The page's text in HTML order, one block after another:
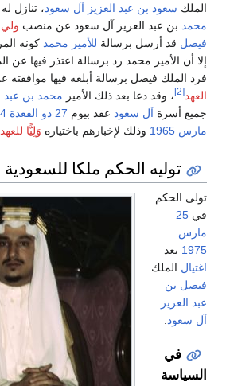
الملك سعود بن عبد العزيز آل سعود، تنازل
محمد بن عبد العزيز آل سعود عن منصب ولي
فيصل قد أرسل برسالة للأمير محمد كونه
إلا أن الأمير محمد رد برسالة اعتذر فيها
فرد الملك فيصل برسالة أبلغه فيها موافقته
العهد[2] ، وقد دعا بعد ذلك الأمير محمد بن عبد
جميع أسرة آل سعود عقد بيوم 27 ذو القعدة
مارس 1965 وذلك لإخبارهم باختياره وَلِيًّا للعهد
توليه الحكم ملكا للسعودية
تولى الحكم
في 25
مارس
1975 بعد
اغتيال الملك
فيصل بن
عبد العزيز
آل سعود
في
السياسة